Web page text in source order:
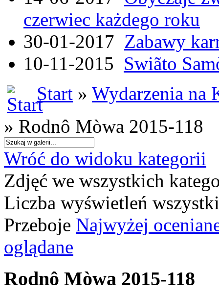
czerwiec każdego roku
30-01-2017 Zabawy
10-11-2015 Swiãto
Start » Wydarzenia na
» Rodnô Mòwa 2015-118
Wróć do widoku kategorii
Zdjęć we wszystkich
Liczba wyświetleń
Przeboje Najwyżej
oglądane
Rodnô Mòwa 2015-118